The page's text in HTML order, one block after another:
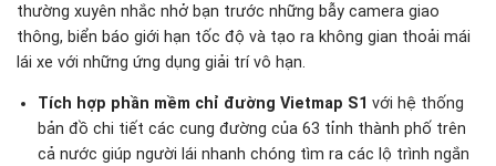
thường xuyên nhắc nhở bạn trước những bẫy camera giao
thông, biển báo giới hạn tốc độ và tạo ra không gian thoải mái
lái xe với những ứng dụng giải trí vô hạn.
Tích hợp phần mềm chỉ đường Vietmap S1 với hệ thống
bản đồ chi tiết các cung đường của 63 tỉnh thành phố trên
cả nước giúp người lái nhanh chóng tìm ra các lộ trình ngắn